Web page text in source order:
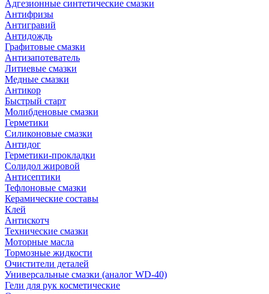
Адгезионные синтетические смазки
Антифризы
Антигравий
Антидождь
Графитовые смазки
Антизапотеватель
Литиевые смазки
Медные смазки
Антикор
Быстрый старт
Молибденовые смазки
Герметики
Силиконовые смазки
Антидог
Герметики-прокладки
Солидол жировой
Антисептики
Тефлоновые смазки
Керамические составы
Клей
Антискотч
Технические смазки
Моторные масла
Тормозные жидкости
Очистители деталей
Универсальные смазки (аналог WD-40)
Гели для рук косметические